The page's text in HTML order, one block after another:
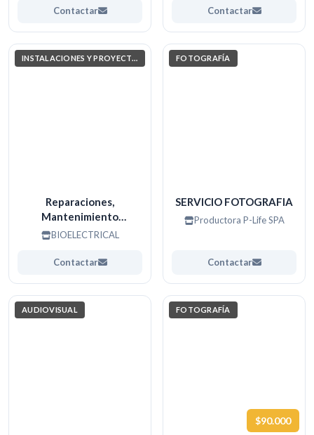
Contactar Contactar
INSTALACIONES Y PROYECTOS ELÉCTRICOS
Reparaciones,
Mantenimiento
preventivo y correctivo.
BIOELECTRICAL
Contactar
FOTOGRAFÍA
SERVICIO FOTOGRAFIA
Productora P-Life SPA
Contactar
AUDIOVISUAL FOTOGRAFÍA
$90.000